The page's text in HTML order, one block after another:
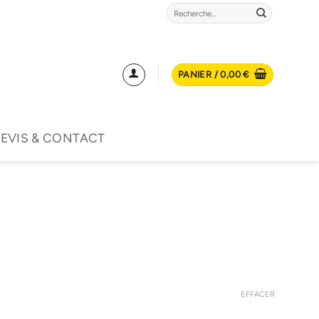
Recherche
pour :
PANIER /0,00€
& CONTACT
EFFACER